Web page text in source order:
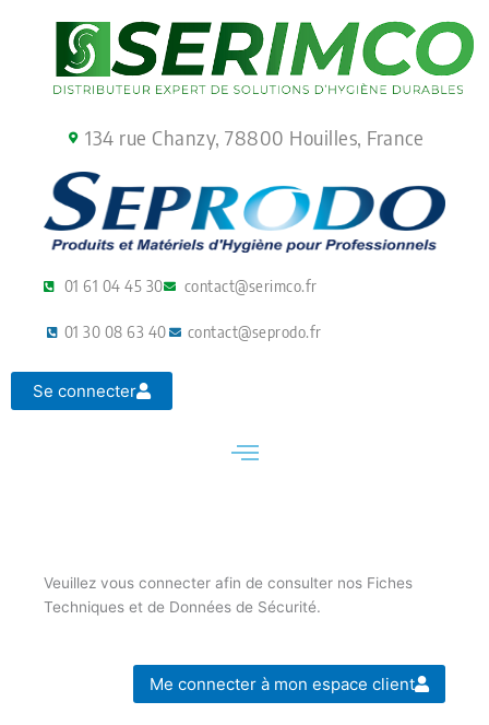
134 rue Chanzy, 78800 Houilles, France
01 61 04 45 30 contact@serimco.fr
01 30 08 63 40 contact@seprodo.fr
Se connecter
Veuillez vous connecter afin de consulter nos Fiches
Techniques et de Données de Sécurité.
Me connecter à mon espace client